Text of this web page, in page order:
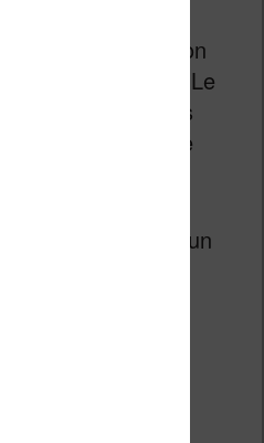
un peu l’impression
est plus blanc. Le
peu meilleur, sans
C’est peut être
lumineuses.
en route, c’est un
plus vers le
le blanc/bleu